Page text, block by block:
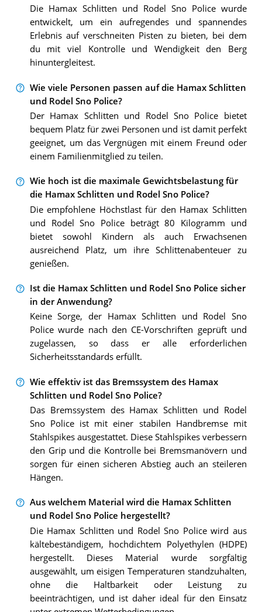
Die Hamax Schlitten und Rodel Sno Police wurde
entwickelt, um ein aufregendes und spannendes
Erlebnis auf verschneiten Pisten zu bieten, bei dem
du mit viel Kontrolle und Wendigkeit den Berg
hinuntergleitest.
Wie viele Personen passen auf die Hamax Schlitten
und Rodel Sno Police?
Der Hamax Schlitten und Rodel Sno Police bietet
bequem Platz für zwei Personen und ist damit perfekt
geeignet, um das Vergnügen mit einem Freund oder
einem Familienmitglied zu teilen.
Wie hoch ist die maximale Gewichtsbelastung für
die Hamax Schlitten und Rodel Sno Police?
Die empfohlene Höchstlast für den Hamax Schlitten
und Rodel Sno Police beträgt 80 Kilogramm und
bietet sowohl Kindern als auch Erwachsenen
ausreichend Platz, um ihre Schlittenabenteuer zu
genießen.
Ist die Hamax Schlitten und Rodel Sno Police sicher
in der Anwendung?
Keine Sorge, der Hamax Schlitten und Rodel Sno
Police wurde nach den CE-Vorschriften geprüft und
zugelassen, so dass er alle erforderlichen
Sicherheitsstandards erfüllt.
Wie effektiv ist das Bremssystem des Hamax
Schlitten und Rodel Sno Police?
Das Bremssystem des Hamax Schlitten und Rodel
Sno Police ist mit einer stabilen Handbremse mit
Stahlspikes ausgestattet. Diese Stahlspikes verbessern
den Grip und die Kontrolle bei Bremsmanövern und
sorgen für einen sicheren Abstieg auch an steileren
Hängen.
Aus welchem Material wird die Hamax Schlitten
und Rodel Sno Police hergestellt?
Die Hamax Schlitten und Rodel Sno Police wird aus
kältebeständigem, hochdichtem Polyethylen (HDPE)
hergestellt. Dieses Material wurde sorgfältig
ausgewählt, um eisigen Temperaturen standzuhalten,
ohne die Haltbarkeit oder Leistung zu
beeinträchtigen, und ist daher ideal für den Einsatz